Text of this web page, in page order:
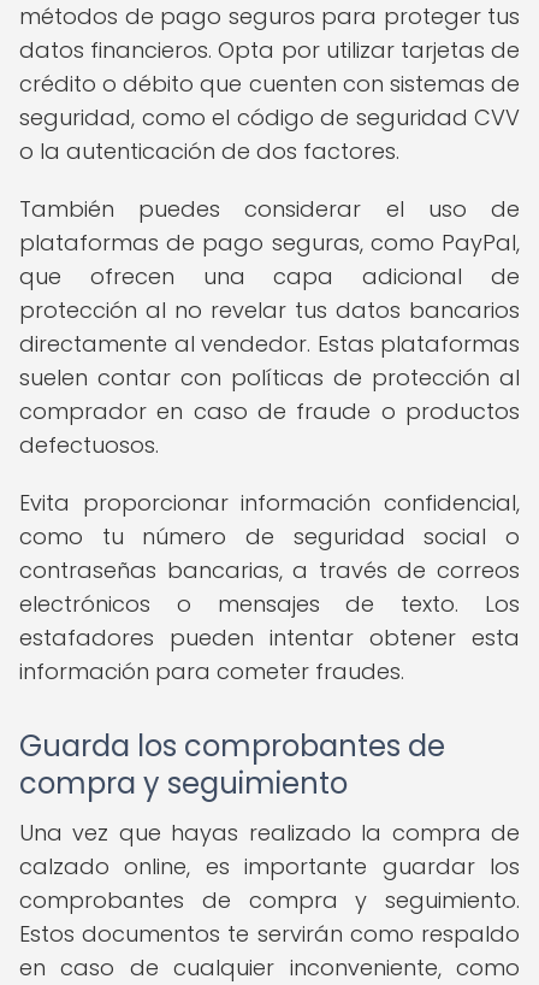
métodos de pago seguros para proteger tus
datos financieros. Opta por utilizar tarjetas de
crédito o débito que cuenten con sistemas de
seguridad, como el código de seguridad CVV
o la autenticación de dos factores.
También puedes considerar el uso de
plataformas de pago seguras, como PayPal,
que ofrecen una capa adicional de
protección al no revelar tus datos bancarios
directamente al vendedor. Estas plataformas
suelen contar con políticas de protección al
comprador en caso de fraude o productos
defectuosos.
Evita proporcionar información confidencial,
como tu número de seguridad social o
contraseñas bancarias, a través de correos
electrónicos o mensajes de texto. Los
estafadores pueden intentar obtener esta
información para cometer fraudes.
Guarda los comprobantes de
compra y seguimiento
Una vez que hayas realizado la compra de
calzado online, es importante guardar los
comprobantes de compra y seguimiento.
Estos documentos te servirán como respaldo
en caso de cualquier inconveniente, como